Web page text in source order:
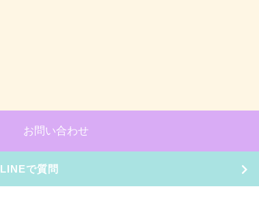
お問い合わせ
LINEで質問